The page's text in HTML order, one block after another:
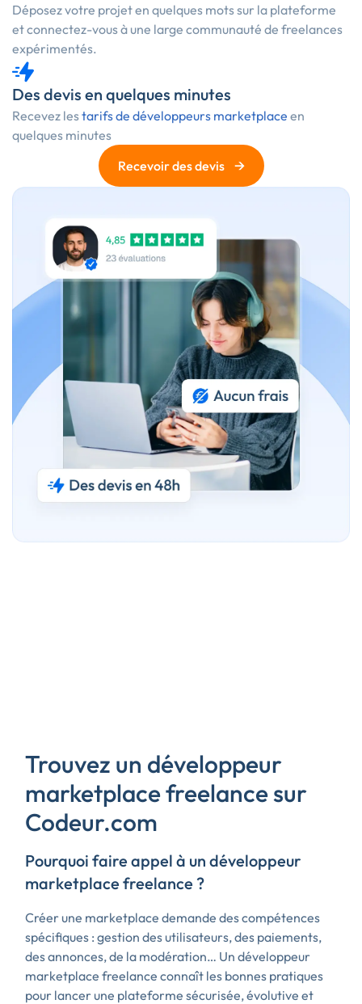
Déposez votre projet en quelques mots sur la plateforme
et connectez-vous à une large communauté de freelances
expérimentés.
Des devis en quelques minutes
Recevez lestarifs de développeurs marketplace en
quelques minutes
Recevoir des devis
→
Trouvez un développeur
marketplace freelance sur
Codeur.com
Pourquoi faire appel à un développeur
marketplace freelance ?
Créer une marketplace demande des compétences
spécifiques : gestion des utilisateurs, des paiements,
des annonces, de la modération… Un développeur
marketplace freelance connaît les bonnes pratiques
pour lancer une plateforme sécurisée, évolutive et